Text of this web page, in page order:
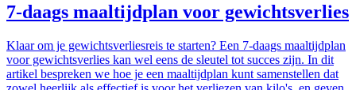
7-daags maaltijdplan voor gewichtsverlies
Klaar om je gewichtsverliesreis te starten? Een 7-daags maaltijdplan
voor gewichtsverlies kan wel eens de sleutel tot succes zijn. In dit
artikel bespreken we hoe je een maaltijdplan kunt samenstellen dat